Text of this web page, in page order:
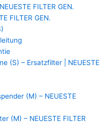
FILTER GEN.
FILTER GEN.
(S) – Ersatzfilter | NEUESTE
(M) – NEUESTE
(M) – NEUESTE FILTER